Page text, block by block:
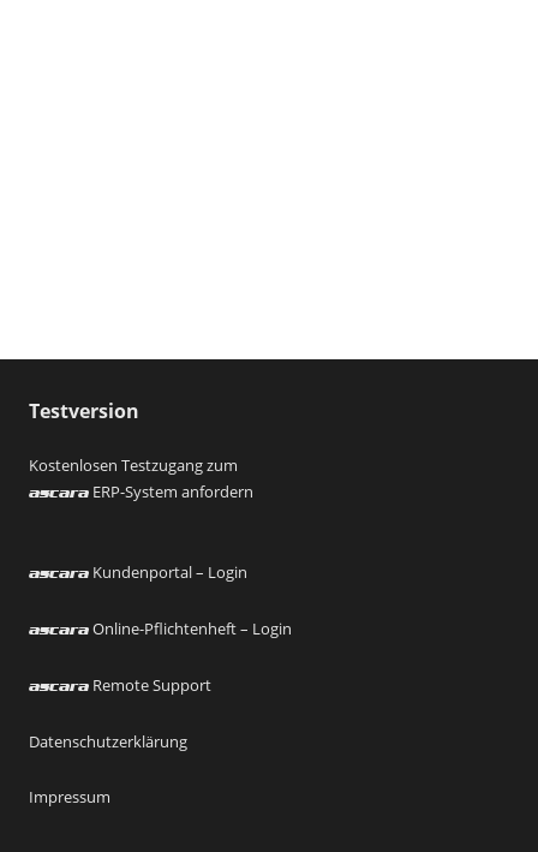
Testversion
Kostenlosen Testzugang zum
ascara ERP-System anfordern
ascara Kundenportal – Login
ascara Online-Pflichtenheft – Login
ascara Remote Support
Datenschutzerklärung
Impressum